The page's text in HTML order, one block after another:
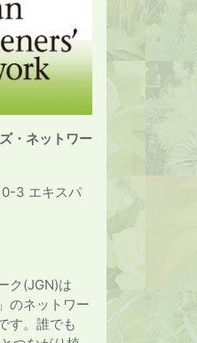
・ネットワー
3 エキスパ
ク(JGN)は
のネットワー
す。誰でも